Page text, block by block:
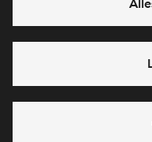
Ja, ik
Heb je een vraag en wil